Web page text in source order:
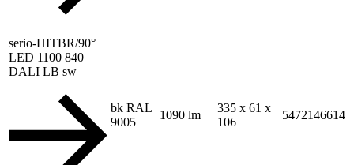
serio-HITBR/90°
LED 1100 840
DALI LB sw
bk RAL
9005
1090 lm
335 x 61 x
106
5472146614